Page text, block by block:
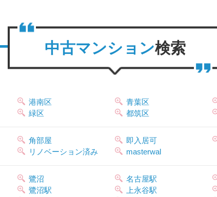
中古マンション検索
港南区 青葉区
緑区
都筑区
角部屋 即入居可
リノベーション済み
masterwal
鷺沼 名古屋駅
鷺沼駅
上永谷駅